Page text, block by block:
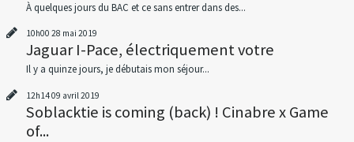
À quelques jours du BAC et ce sans entrer dans des...
10h00 28 mai 2019
Jaguar I-Pace, électriquement votre
Il y a quinze jours, je débutais mon séjour...
12h1409 avril 2019
Soblacktie is coming (back) ! Cinabre x Game
of...